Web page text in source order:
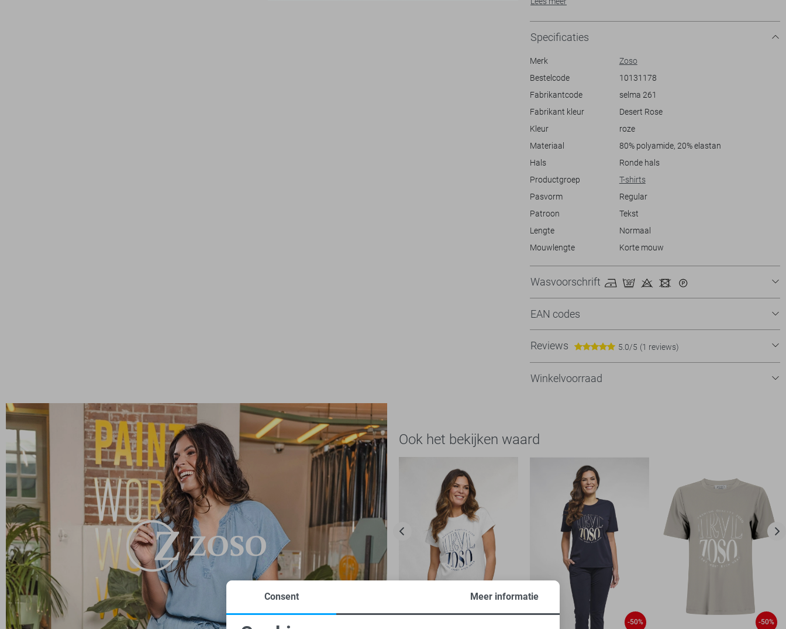
zomerdagen. De voorzijde is gedecoreerd met een speelse tekstprint
die een trendy en sportieve uitstraling geeft.
Dit Zoso T-shirt combineert moeiteloos comfort met stijl, waardoor
het geschikt is voor diverse gelegenheden. Draag het met een jeans
sportieve stijl op een zonnige middag. Dankzij het luchtige materiaal
blijf je ook op warme dagen koel en comfortabel. Het tijdloze ontwerp
en de veelzijdige toepassing maken dit T-shirt tot een waardevolle
Specificaties
Merk
Zoso
Bestelcode
10131178
Fabrikantcode
selma 261
Fabrikant kleur
Desert Rose
Kleur
roze
Materiaal
80% polyamide, 20% elastan
Hals
Ronde hals
Productgroep
T-shirts
Pasvorm
Regular
Patroon
Tekst
Lengte
Normaal
Mouwlengte
Korte mouw
Wasvoorschrift
EAN codes
Reviews 5.0/5 (1 reviews)
Winkelvoorraad
Ook het bekijken waard
-50% -50%
Consent Meer informatie